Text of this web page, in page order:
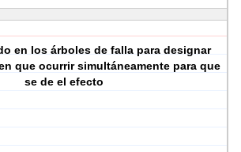
en los árboles de falla para designar
que ocurrir simultáneamente para que
se de el efecto